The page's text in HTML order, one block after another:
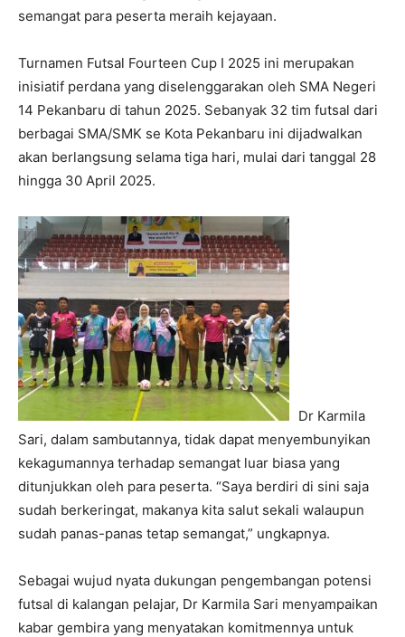
semangat para peserta meraih kejayaan.
Turnamen Futsal Fourteen Cup I 2025 ini merupakan
inisiatif perdana yang diselenggarakan oleh SMA Negeri
14 Pekanbaru di tahun 2025. Sebanyak 32 tim futsal dari
berbagai SMA/SMK se Kota Pekanbaru ini dijadwalkan
akan berlangsung selama tiga hari, mulai dari tanggal 28
hingga 30 April 2025.
Dr Karmila
Sari, dalam sambutannya, tidak dapat menyembunyikan
kekagumannya terhadap semangat luar biasa yang
ditunjukkan oleh para peserta. “Saya berdiri di sini saja
sudah berkeringat, makanya kita salut sekali walaupun
sudah panas-panas tetap semangat,” ungkapnya.
Sebagai wujud nyata dukungan pengembangan potensi
futsal di kalangan pelajar, Dr Karmila Sari menyampaikan
kabar gembira yang menyatakan komitmennya untuk